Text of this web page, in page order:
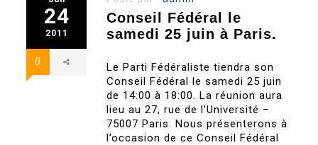
24
2011
0
Conseil Fédéral le
samedi 25 juin à Paris.
Le Parti Fédéraliste tiendra son
Conseil Fédéral le samedi 25 juin
de 14:00 à 18:00. La réunion aura
lieu au 27, rue de l’Université –
75007 Paris. Nous présenterons à
l’occasion de ce Conseil Fédéral